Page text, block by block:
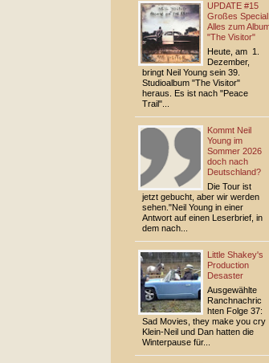
UPDATE #15
Großes Special:
Alles zum
"The Visitor"
Heute, am 1.
Dezember,
bringt Neil Young sein 39.
Studioalbum "The Visitor"
heraus. Es ist nach "Peace
Trail"...
Kommt Neil
Young im
Sommer 2026
doch nach
Deutschland?
Die Tour ist
jetzt gebucht, aber wir werden
sehen."Neil Young in einer
Antwort auf einen Leserbrief, in
dem nach...
Little Shakey's
Production
Desaster
Ausgewählte
Ranchnachric
hten Folge 37:
Sad Movies, they make you cry
Klein-Neil und Dan hatten die
Winterpause für...